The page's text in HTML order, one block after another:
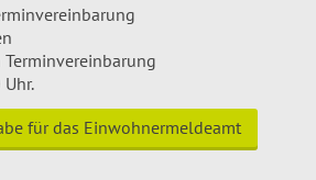
für das Einwohnermeldeamt